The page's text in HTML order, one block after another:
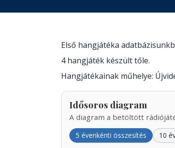
Első hangjátéka
4 hangjáték készült tőle.
Hangjátékainak műhelye:
Idősoros diagram
A diagram a betöltött
5 évenkénti összesítés 10